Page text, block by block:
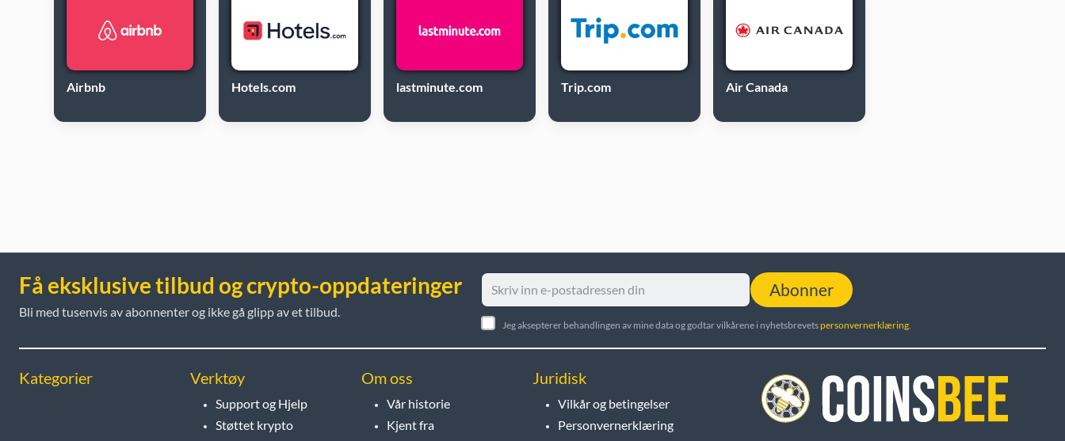
Airbnb Hotels.com lastminute.com Trip.com Air Canada
Få eksklusive tilbud og crypto-oppdateringer
Bli med tusenvis av abonnenter og ikke gå glipp av et tilbud.
Abonner
Jeg aksepterer behandlingen av mine data og godtar vilkårene i nyhetsbrevetspersonvernerklæring.
Kategorier Verktøy
Support og Hjelp
Støttet krypto
Om oss
Vår historie
Kjent fra
Juridisk
Vilkår og betingelser
Personvernerklæring